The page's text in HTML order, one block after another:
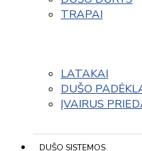
TRAPAI
LATAKAI
DUŠO
ĮVAIRUS
DUŠO SISTEMOS